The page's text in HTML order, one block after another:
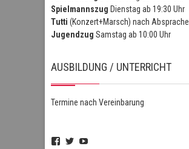
Spielmannszug Dienstag ab 19:30 Uhr
Tutti (Konzert+Marsch) nach Absprache
Jugendzug Samstag ab 10:00 Uhr
AUSBILDUNG / UNTERRICHT
Termine nach Vereinbarung
ProfilProfil